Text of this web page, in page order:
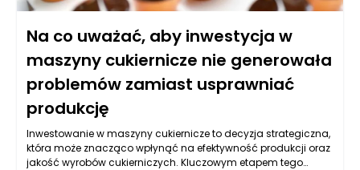
Na co uważać, aby inwestycja w
maszyny cukiernicze nie generowała
problemów zamiast usprawniać
produkcję
Inwestowanie w maszyny cukiernicze to decyzja strategiczna,
która może znacząco wpłynąć na efektywność produkcji oraz
jakość wyrobów cukierniczych. Kluczowym etapem tego